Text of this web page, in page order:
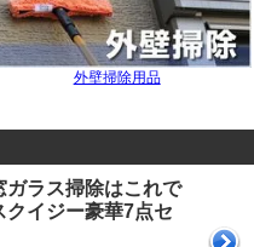
GreenJapanをご愛顧い
ます。
月24日～令和8年1月6
。
ご注文分まで
しては、1月7日より順
外壁掃除用品
ガラス掃除はこれで
クイジー豪華7点セ